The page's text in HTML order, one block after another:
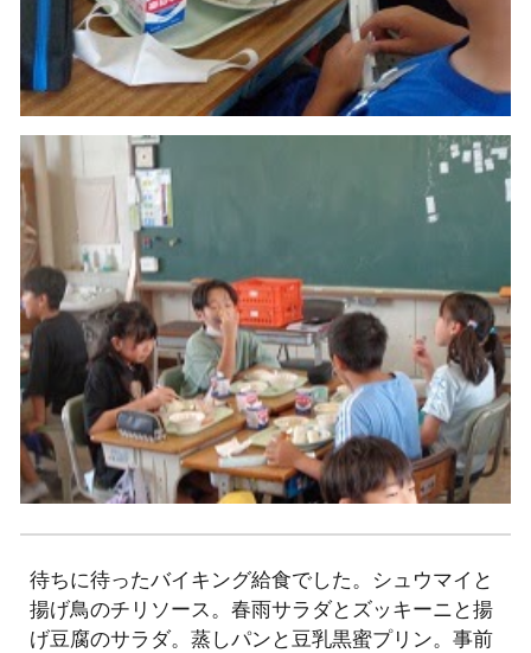
待ちに待ったバイキング給食でした。シュウマイと
揚げ鳥のチリソース。春雨サラダとズッキーニと揚
げ豆腐のサラダ。蒸しパンと豆乳黒蜜プリン。事前